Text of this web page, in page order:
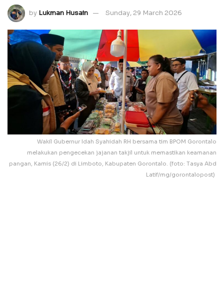
by Lukman Husain Sunday, 29 March 2026
Wakil Gubernur Idah Syahidah RH bersama tim BPOM Gorontalo
melakukan pengecekan jajanan takjil untuk memastikan keamanan
pangan, Kamis (26/2) di Limboto, Kabupaten Gorontalo. (foto: Tasya Abd
Latif/mg/gorontalopost)